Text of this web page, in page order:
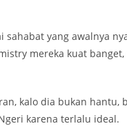
sahabat yang awalnya
mereka kuat
kalo dia bukan
karena terlalu ideal.